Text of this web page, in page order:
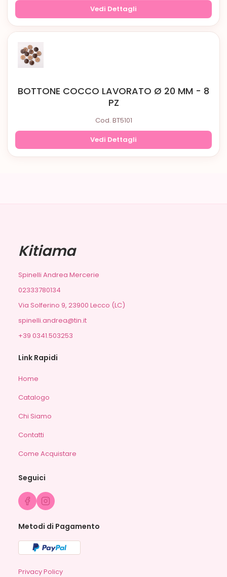
Vedi Dettagli
BOTTONE COCCO LAVORATO Ø 20 MM - 8
PZ
Cod. BT5101
Vedi Dettagli
Kitiama
Spinelli Andrea Mercerie
02333780134
Via Solferino 9, 23900 Lecco (LC)
spinelli.andrea@tin.it
+39 0341.503253
Link Rapidi
Home
Catalogo
Chi Siamo
Contatti
Come Acquistare
Seguici
Metodi di Pagamento
Privacy Policy